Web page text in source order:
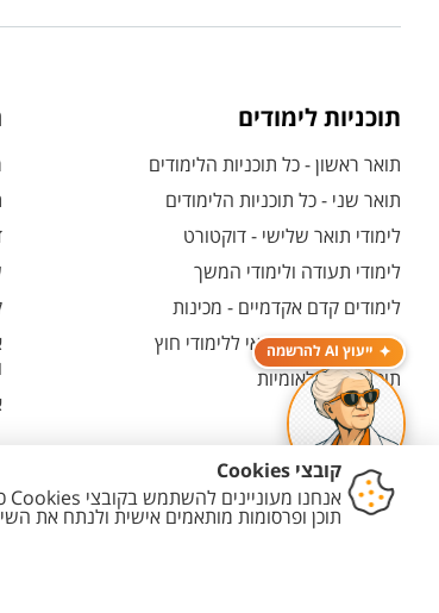
ייעוץ AI להרשמה
תוכניות לימודים
תואר ראשון - כל תוכניות הלימודים
תואר שני - כל תוכניות הלימודים
לימודי תואר שלישי - דוקטורט
לימודי תעודה ולימודי המשך
לימודים קדם אקדמיים - מכינות
המרכז האוניברסיטאי ללימודי חוץ
תוכניות בין-לאומיות